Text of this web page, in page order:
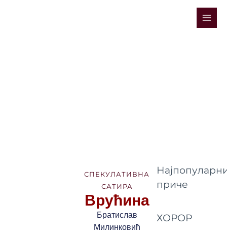
Main
СПЕКУЛАТИВНА
САТИРА
Врућина
Братислав
Милинковић
приче
ХОРОР